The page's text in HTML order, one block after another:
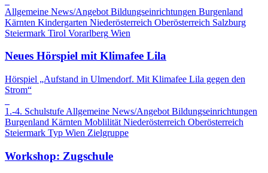
Allgemeine News/Angebot Bildungseinrichtungen Burgenland
Kärnten Kindergarten Niederösterreich Oberösterreich Salzburg
Steiermark Tirol Vorarlberg Wien
Neues Hörspiel mit Klimafee Lila
Hörspiel „Aufstand in Ulmendorf. Mit Klimafee Lila gegen den
Strom“
1.-4. Schulstufe Allgemeine News/Angebot Bildungseinrichtungen
Burgenland Kärnten Moblilität Niederösterreich Oberösterreich
Steiermark Typ Wien Zielgruppe
Workshop: Zugschule